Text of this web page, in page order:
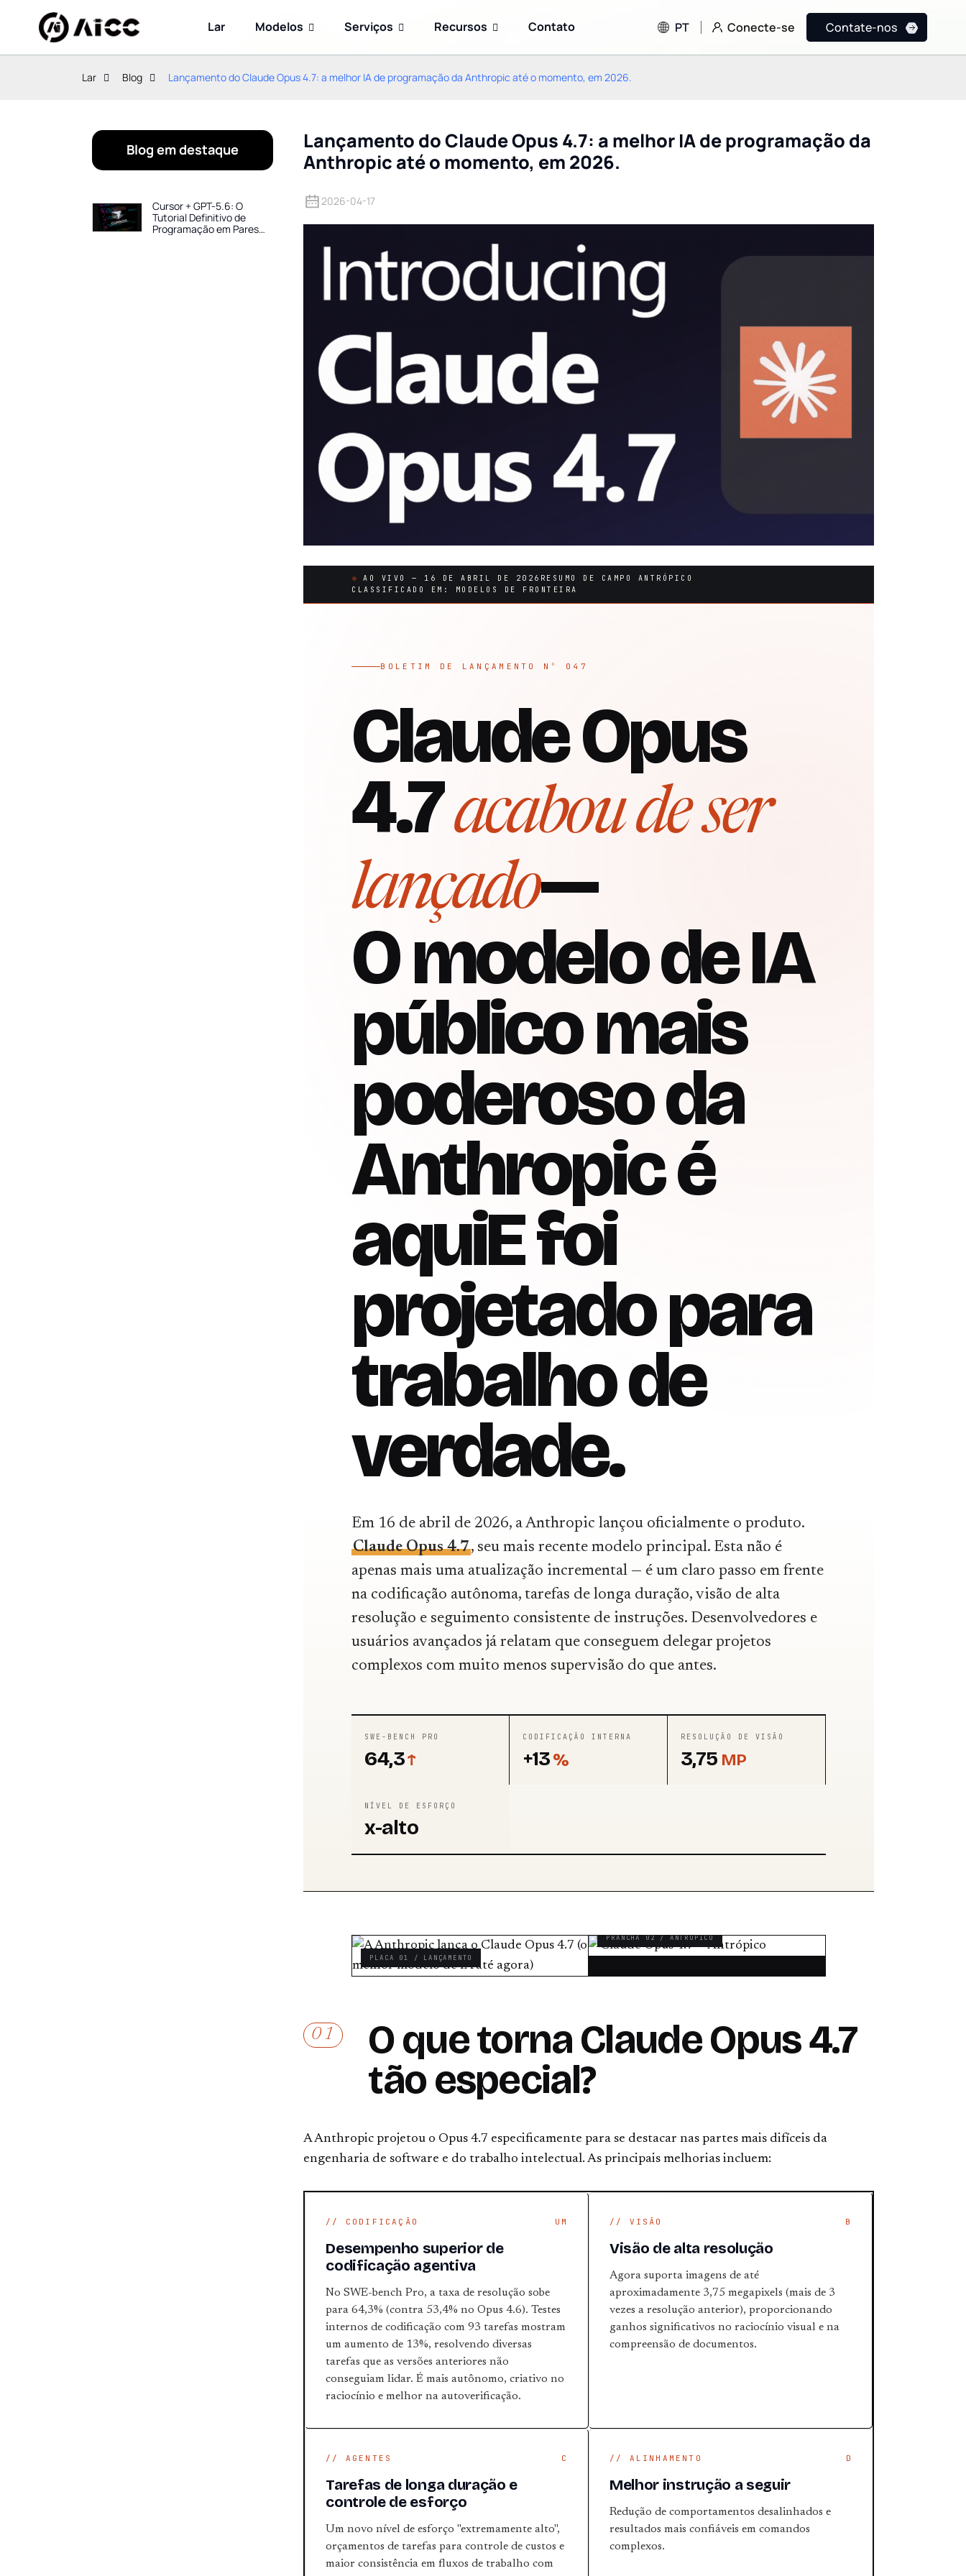
Lar Modelos Serviços Recursos Contato PT Conecte-se Contate-nos
Lar Blog Lançamento do Claude Opus 4.7: a melhor IA de programação da Anthropic até o momento, em 2026.
Blog em destaque
Cursor + GPT-5.6: O
Tutorial Definitivo de
Programação em Pares
Prompt Engineering
modelos para triplicar sua
Claude 5 e outros
modelos de vanguarda.
OpenAI – Sol, Terra e Luna
(SpaceXAI) em
com custo-benefício.
Lançamento do Claude Opus 4.7: a melhor IA de programação da
Anthropic até o momento, em 2026.
2026-04-17
AO VIVO — 16 DE ABRIL DE 2026 RESUMO DE CAMPO ANTRÓPICO
CLASSIFICADO EM: MODELOS DE FRONTEIRA
BOLETIM DE LANÇAMENTO Nº 047
Claude Opus
4.7acabou de ser
lançado—
O modelo de IA
público mais
poderoso da
Anthropic é
aquiE foi
projetado para
trabalho de
verdade.
Em 16 de abril de 2026, a Anthropic lançou oficialmente o produto.
Claude Opus 4.7, seu mais recente modelo principal. Esta não é
apenas mais uma atualização incremental — é um claro passo em frente
na codificação autônoma, tarefas de longa duração, visão de alta
resolução e seguimento consistente de instruções. Desenvolvedores e
usuários avançados já relatam que conseguem delegar projetos
complexos com muito menos supervisão do que antes.
SWE-BENCH PRO
64,3↑
CODIFICAÇÃO INTERNA
+13%
RESOLUÇÃO DE VISÃO
3,75 MP
NÍVEL DE ESFORÇO
x-alto
PLACA 01 / LANÇAMENTO
PRANCHA 02 / ANTRÓPICO
01
O que torna Claude Opus 4.7
tão especial?
A Anthropic projetou o Opus 4.7 especificamente para se destacar nas partes mais difíceis da
engenharia de software e do trabalho intelectual. As principais melhorias incluem:
// CODIFICAÇÃO UM
Desempenho superior de
codificação agentiva
No SWE-bench Pro, a taxa de resolução sobe
para 64,3% (contra 53,4% no Opus 4.6). Testes
internos de codificação com 93 tarefas mostram
um aumento de 13%, resolvendo diversas
tarefas que as versões anteriores não
conseguiam lidar. É mais autônomo, criativo no
raciocínio e melhor na autoverificação.
// VISÃO B
Visão de alta resolução
Agora suporta imagens de até
aproximadamente 3,75 megapixels (mais de 3
vezes a resolução anterior), proporcionando
ganhos significativos no raciocínio visual e na
compreensão de documentos.
// AGENTES C
Tarefas de longa duração e
controle de esforço
Um novo nível de esforço "extremamente alto",
orçamentos de tarefas para controle de custos e
maior consistência em fluxos de trabalho com
// ALINHAMENTO D
Melhor instrução a seguir
Redução de comportamentos desalinhados e
resultados mais confiáveis ​​em comandos
complexos.